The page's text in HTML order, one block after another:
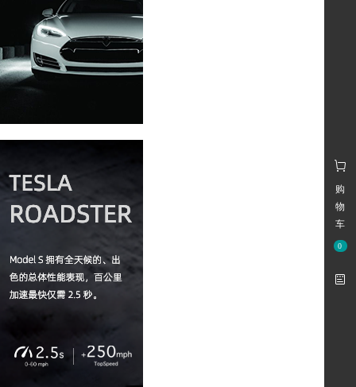
购
物
车
0